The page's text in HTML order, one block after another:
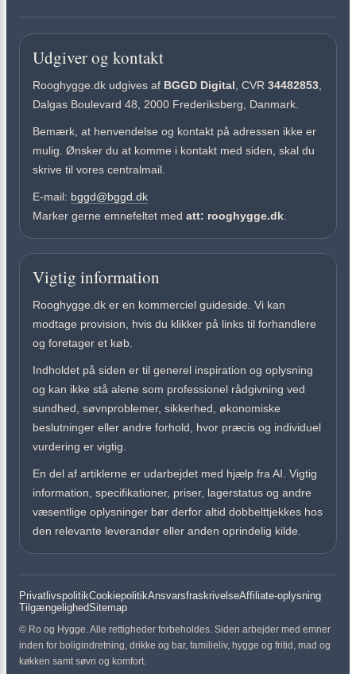
Udgiver og kontakt
Rooghygge.dk udgives af BGGD Digital , CVR 34482853
Dalgas Boulevard 48, 2000 Frederiksberg, Danmark.
Bemærk, at henvendelse og kontakt på adressen ikke er
mulig. Ønsker du at komme i kontakt med siden, skal du
skrive til vores centralmail.
E-mail: bggd@bggd.dk
Marker gerne emnefeltet med att: rooghygge.dk
Vigtig information
Rooghygge.dk er en kommerciel guideside. Vi kan
modtage provision, hvis du klikker på links til forhandlere
og foretager et køb.
Indholdet på siden er til generel inspiration og oplysning
og kan ikke stå alene som professionel rådgivning ved
sundhed, søvnproblemer, sikkerhed, økonomiske
beslutninger eller andre forhold, hvor præcis og individuel
vurdering er vigtig.
En del af artiklerne er udarbejdet med hjælp fra AI. Vigtig
information, specifikationer, priser, lagerstatus og andre
væsentlige oplysninger bør derfor altid dobbelttjekkes hos
den relevante leverandør eller anden oprindelig kilde.
PrivatlivspolitikCookiepolitikAnsvarsfraskrivelseAffiliate-oplysning
TilgængelighedSitemap
© Ro og Hygge. Alle rettigheder forbeholdes. Siden arbejder med emner
inden for boligindretning, drikke og bar, familieliv, hygge og fritid, mad og
køkken samt søvn og komfort.